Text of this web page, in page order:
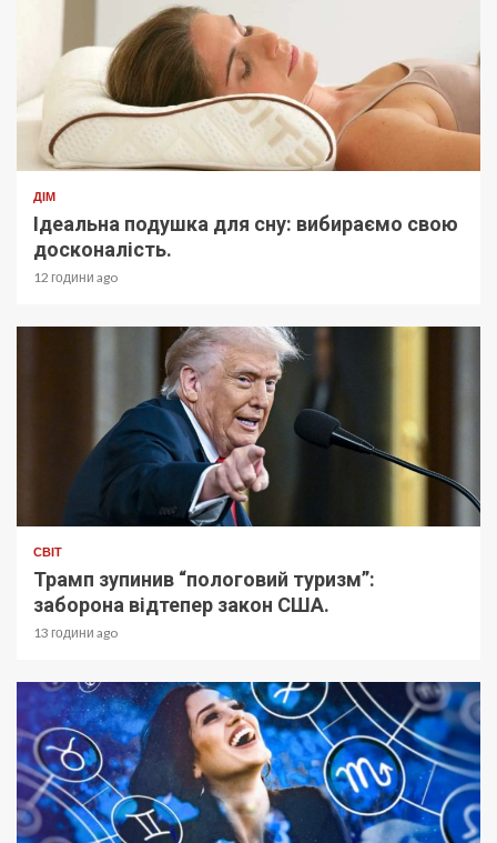
ДІМ
Ідеальна подушка для сну: вибираємо свою
досконалість.
12 години ago
СВІТ
Трамп зупинив “пологовий туризм”:
заборона відтепер закон США.
13 години ago